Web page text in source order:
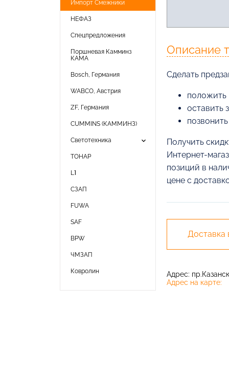
Импорт Смежники
НЕФАЗ
Спецпредложения
Поршневая Камминз
КАМА
Bosch, Германия
WABCO, Австрия
ZF, Германия
CUMMINS (КАММИНЗ)
Светотехника keyboard_arrow_down
ТОНАР
L1
СЗАП
FUWA
SAF
BPW
ЧМЗАП
Ковролин
Описание
Cделать
положить
оставить
Получить
Интернет-
позиций в
цене с
Адрес:
Адрес на карте: